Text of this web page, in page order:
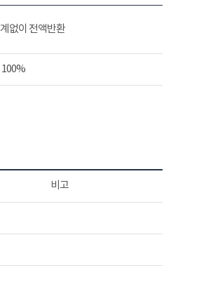
없이 전액반환
100%
비고